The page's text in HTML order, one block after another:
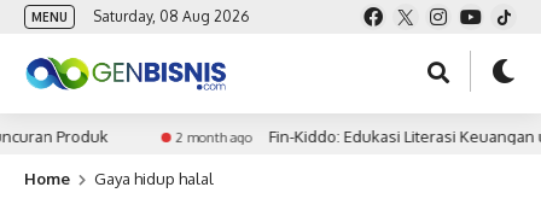
MENU Saturday, 08 Aug 2026
Produk 2 month ago Fin-Kiddo: Edukasi Literasi
Home Gaya hidup halal